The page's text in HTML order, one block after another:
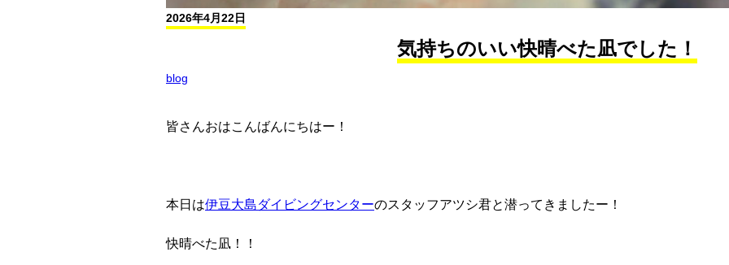
2026年4月22日
気持ちのいい快晴べた凪でした！
blog
皆さんおはこんばんにちはー！
本日は伊豆大島ダイビングセンターのスタッフアツシ君と潜ってきましたー！
快晴べた凪！！